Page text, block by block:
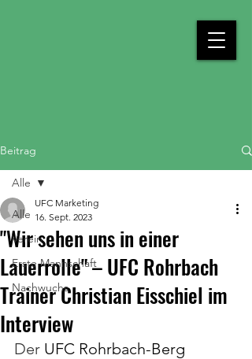
Beitrag
Alle
Verein
Erste Mannschaft
Nachwuchs
Alle
"Wir sehen uns in einer
Lauerrolle" – UFC Rohrbach
Trainer Christian Eisschiel im
Interview
UFC Marketing
16. Sept. 2023
Der UFC Rohrbach-Berg